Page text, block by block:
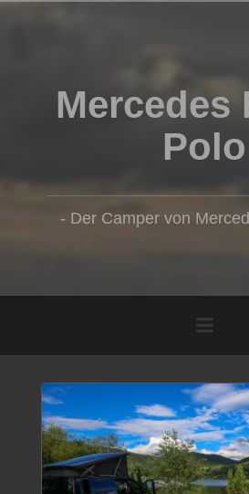
Mercedes
Polo
- Der Camper von